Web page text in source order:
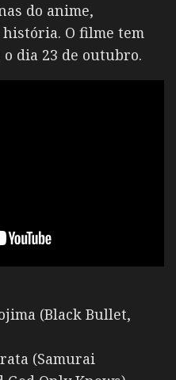
do anime,
O filme tem
dia 23 de outubro.
(Black Bullet,
(Samurai